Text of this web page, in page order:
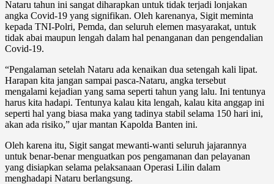
Nataru tahun ini sangat diharapkan untuk tidak terjadi lonjakan
angka Covid-19 yang signifikan. Oleh karenanya, Sigit meminta
kepada TNI-Polri, Pemda, dan seluruh elemen masyarakat, untuk
tidak abai maupun lengah dalam hal penanganan dan pengendalian
Covid-19.
“Pengalaman setelah Nataru ada kenaikan dua setengah kali lipat.
Harapan kita jangan sampai pasca-Nataru, angka tersebut
mengalami kejadian yang sama seperti tahun yang lalu. Ini tentunya
harus kita hadapi. Tentunya kalau kita lengah, kalau kita anggap ini
seperti hal yang biasa maka yang tadinya stabil selama 150 hari ini,
akan ada risiko,” ujar mantan Kapolda Banten ini.
Oleh karena itu, Sigit sangat mewanti-wanti seluruh jajarannya
untuk benar-benar menguatkan pos pengamanan dan pelayanan
yang disiapkan selama pelaksanaan Operasi Lilin dalam
menghadapi Nataru berlangsung.